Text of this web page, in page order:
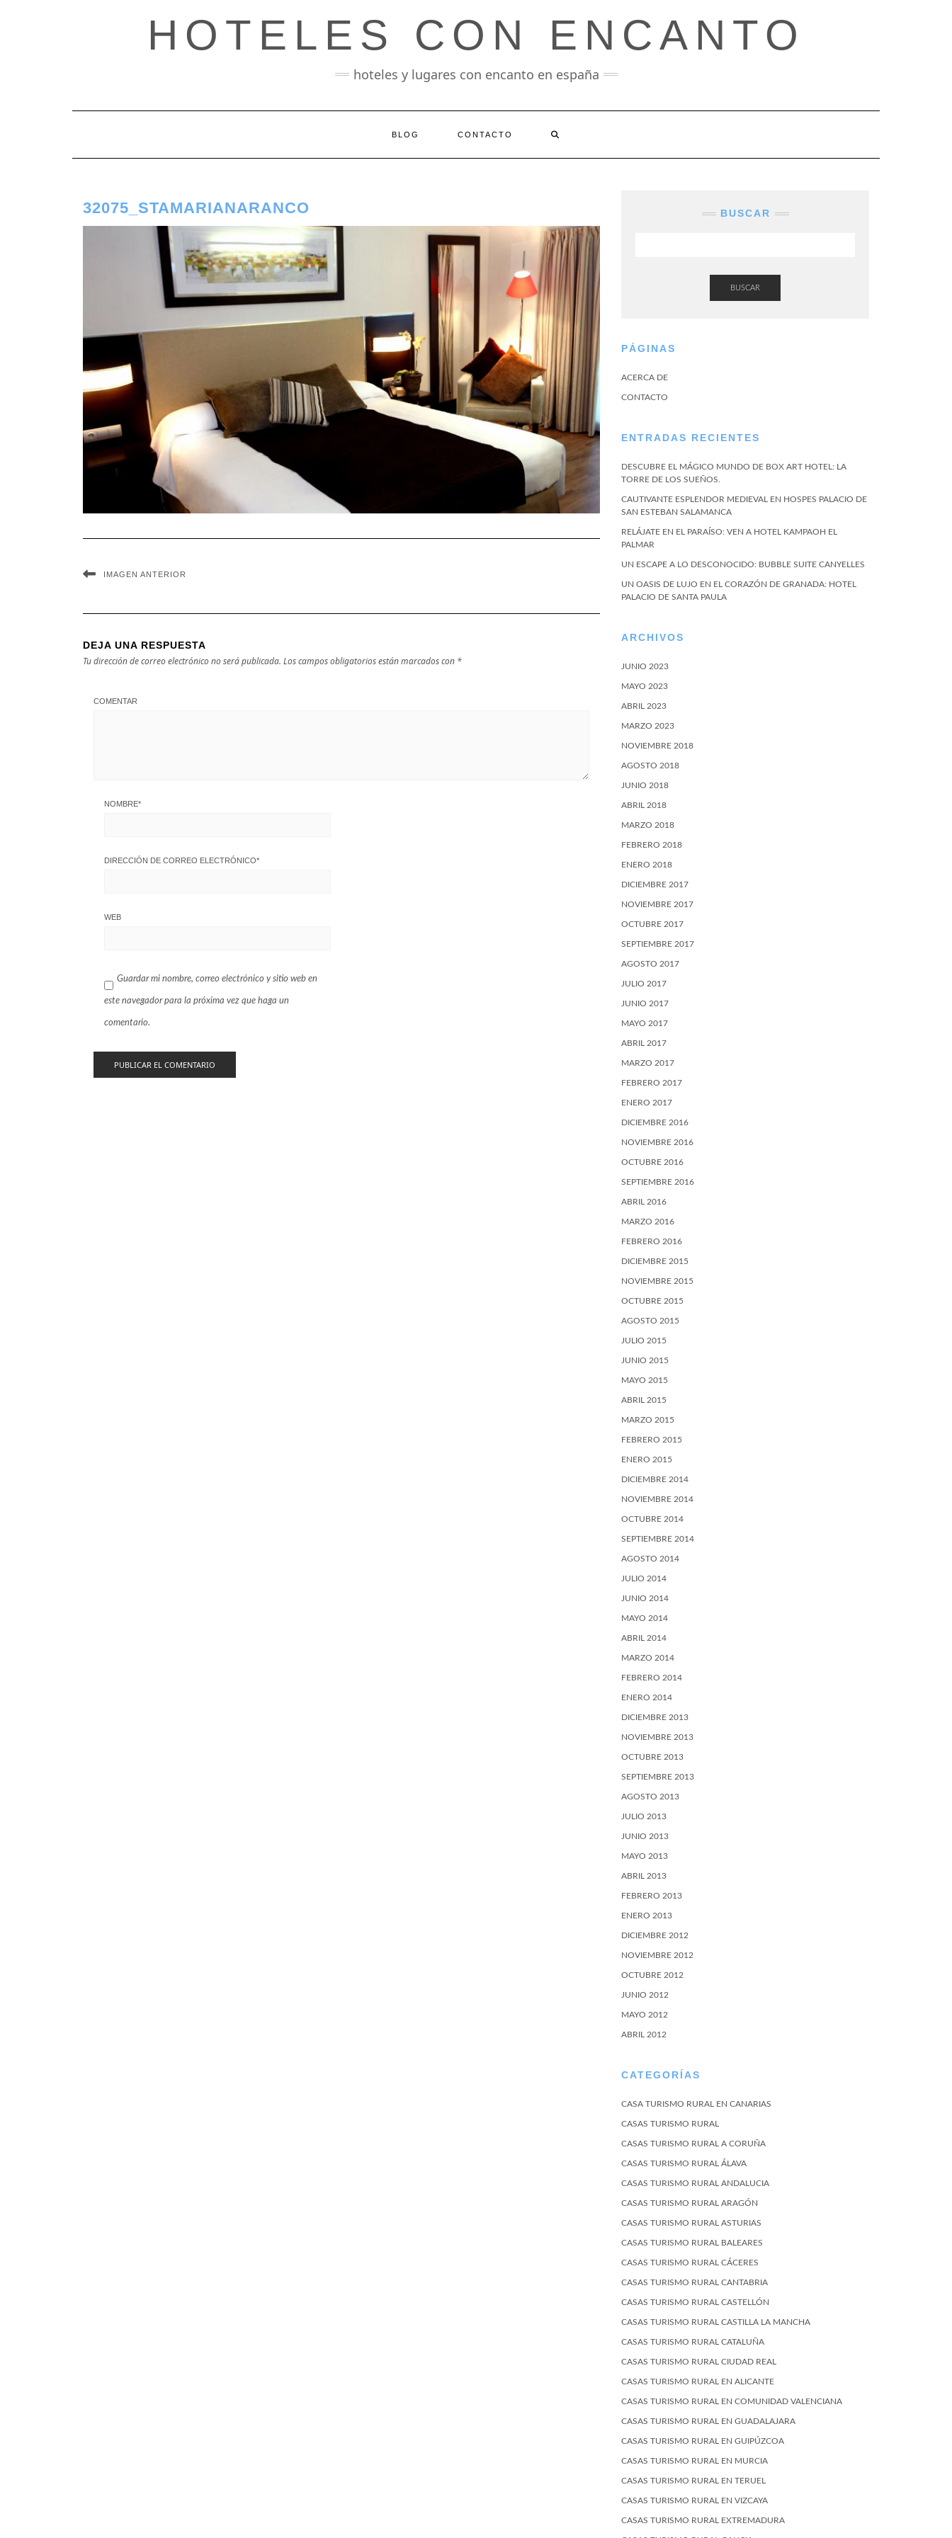
HOTELES CON ENCANTO
hoteles y lugares con encanto en españa
BLOG CONTACTO
32075_STAMARIANARANCO
IMAGEN ANTERIOR
DEJA UNA RESPUESTA
Tu dirección de correo electrónico no será publicada. Los campos obligatorios están marcados con *
COMENTAR
NOMBRE*
DIRECCIÓN DE CORREO ELECTRÓNICO*
WEB
Guardar mi nombre, correo electrónico y sitio web en
este navegador para la próxima vez que haga un
comentario.
BUSCAR
BUSCAR
PÁGINAS
ACERCA DE
CONTACTO
ENTRADAS RECIENTES
DESCUBRE EL MÁGICO MUNDO DE BOX ART HOTEL: LA
TORRE DE LOS SUEÑOS.
CAUTIVANTE ESPLENDOR MEDIEVAL EN HOSPES PALACIO DE
SAN ESTEBAN SALAMANCA
RELÁJATE EN EL PARAÍSO: VEN A HOTEL KAMPAOH EL
PALMAR
UN ESCAPE A LO DESCONOCIDO: BUBBLE SUITE CANYELLES
UN OASIS DE LUJO EN EL CORAZÓN DE GRANADA: HOTEL
PALACIO DE SANTA PAULA
ARCHIVOS
JUNIO 2023
MAYO 2023
ABRIL 2023
MARZO 2023
NOVIEMBRE 2018
AGOSTO 2018
JUNIO 2018
ABRIL 2018
MARZO 2018
FEBRERO 2018
ENERO 2018
DICIEMBRE 2017
NOVIEMBRE 2017
OCTUBRE 2017
SEPTIEMBRE 2017
AGOSTO 2017
JULIO 2017
JUNIO 2017
MAYO 2017
ABRIL 2017
MARZO 2017
FEBRERO 2017
ENERO 2017
DICIEMBRE 2016
NOVIEMBRE 2016
OCTUBRE 2016
SEPTIEMBRE 2016
ABRIL 2016
MARZO 2016
FEBRERO 2016
DICIEMBRE 2015
NOVIEMBRE 2015
OCTUBRE 2015
AGOSTO 2015
JULIO 2015
JUNIO 2015
MAYO 2015
ABRIL 2015
MARZO 2015
FEBRERO 2015
ENERO 2015
DICIEMBRE 2014
NOVIEMBRE 2014
OCTUBRE 2014
SEPTIEMBRE 2014
AGOSTO 2014
JULIO 2014
JUNIO 2014
MAYO 2014
ABRIL 2014
MARZO 2014
FEBRERO 2014
ENERO 2014
DICIEMBRE 2013
NOVIEMBRE 2013
OCTUBRE 2013
SEPTIEMBRE 2013
AGOSTO 2013
JULIO 2013
JUNIO 2013
MAYO 2013
ABRIL 2013
FEBRERO 2013
ENERO 2013
DICIEMBRE 2012
NOVIEMBRE 2012
OCTUBRE 2012
JUNIO 2012
MAYO 2012
ABRIL 2012
CATEGORÍAS
CASA TURISMO RURAL EN CANARIAS
CASAS TURISMO RURAL
CASAS TURISMO RURAL A CORUÑA
CASAS TURISMO RURAL ÁLAVA
CASAS TURISMO RURAL ANDALUCIA
CASAS TURISMO RURAL ARAGÓN
CASAS TURISMO RURAL ASTURIAS
CASAS TURISMO RURAL BALEARES
CASAS TURISMO RURAL CÁCERES
CASAS TURISMO RURAL CANTABRIA
CASAS TURISMO RURAL CASTELLÓN
CASAS TURISMO RURAL CASTILLA LA MANCHA
CASAS TURISMO RURAL CATALUÑA
CASAS TURISMO RURAL CIUDAD REAL
CASAS TURISMO RURAL EN ALICANTE
CASAS TURISMO RURAL EN COMUNIDAD VALENCIANA
CASAS TURISMO RURAL EN GUADALAJARA
CASAS TURISMO RURAL EN GUIPÚZCOA
CASAS TURISMO RURAL EN MURCIA
CASAS TURISMO RURAL EN TERUEL
CASAS TURISMO RURAL EN VIZCAYA
CASAS TURISMO RURAL EXTREMADURA